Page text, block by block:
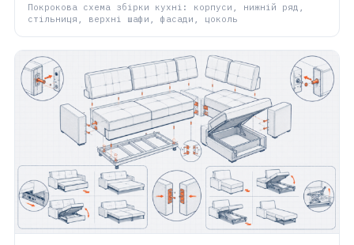
Покрокова схема збірки кухні: корпуси, нижній ряд,
стільниця, верхні шафи, фасади, цоколь